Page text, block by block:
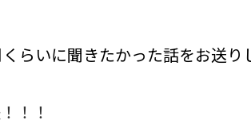
らいに聞きたかった話をお送り
！！